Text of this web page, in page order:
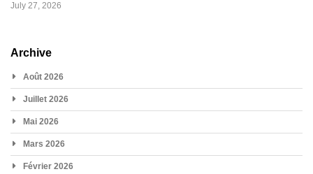
July 27, 2026
Archive
Août 2026
Juillet 2026
Mai 2026
Mars 2026
Février 2026